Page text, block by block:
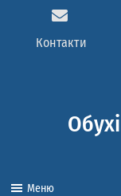
Контакти
Меню